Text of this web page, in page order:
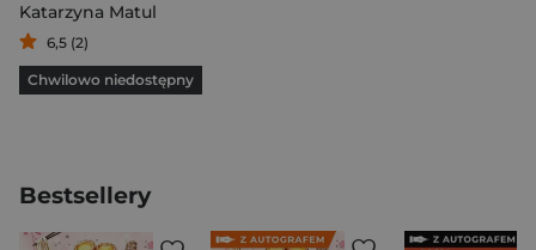
Katarzyna Matul
6,5 (2)
Chwilowo niedostępny
Bestsellery